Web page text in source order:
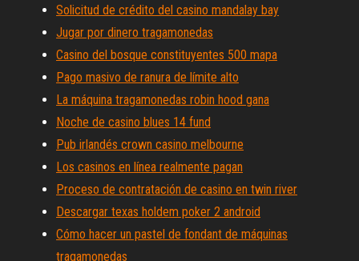
Solicitud de crédito del casino mandalay bay
Jugar por dinero tragamonedas
Casino del bosque constituyentes 500 mapa
Pago masivo de ranura de límite alto
La máquina tragamonedas robin hood gana
Noche de casino blues 14 fund
Pub irlandés crown casino melbourne
Los casinos en línea realmente pagan
Proceso de contratación de casino en twin river
Descargar texas holdem poker 2 android
Cómo hacer un pastel de fondant de máquinas
tragamonedas